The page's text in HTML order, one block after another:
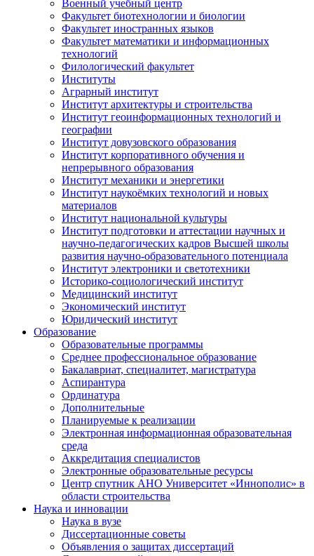
Военный учебный центр
Факультет биотехнологии и биологии
Факультет иностранных языков
Факультет математики и информационных
технологий
Филологический факультет
Институты
Аграрный институт
Институт архитектуры и строительства
Институт геоинформационных технологий и
географии
Институт довузовского образования
Институт корпоративного обучения и
непрерывного образования
Институт механики и энергетики
Институт наукоёмких технологий и новых
материалов
Институт национальной культуры
Институт подготовки и аттестации научных и
научно-педагогических кадров Высшей школы
развития научно-образовательного потенциала
Институт электроники и светотехники
Историко-социологический институт
Медицинский институт
Экономический институт
Юридический институт
Образование
Образовательные программы
Среднее профессиональное образование
Бакалавриат, специалитет, магистратура
Аспирантура
Ординатура
Дополнительные
Планируемые к реализации
Электронная информационная образовательная
среда
Аккредитация специалистов
Электронные образовательные ресурсы
Центр спутник АНО Университет «Иннополис» в
области строительства
Наука и инновации
Наука в вузе
Диссертационные советы
Объявления о защитах диссертаций